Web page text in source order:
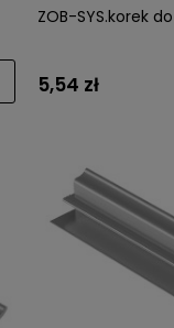
ZOB-SYS.korek
5,54 zł